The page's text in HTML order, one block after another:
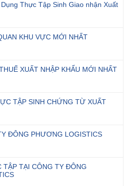
Thực Tập Sinh Giao nhận Xuất
KHU VỰC MỚI NHẤT
XUẤT NHẬP KHẨU MỚI NHẤT
TẬP SINH CHỨNG TỪ XUẤT
ĐÔNG PHƯƠNG LOGISTICS
TẬP TẠI CÔNG TY ĐÔNG